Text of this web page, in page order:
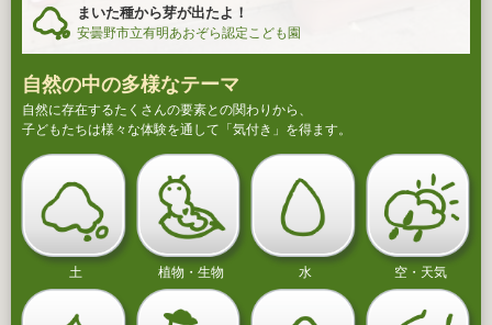
まいた種から芽が出たよ！
安曇野市立有明あおぞら認定こども園
自然の中の多様なテーマ
自然に存在するたくさんの要素との関わりから、
子どもたちは様々な体験を通して「気付き」を得ます。
土 植物・生物 水 空・天気